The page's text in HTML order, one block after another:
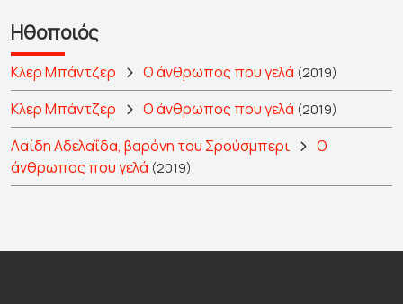
Ηθοποιός
Κλερ Μπάντζερ Ο άνθρωπος που γελά (2019)
Κλερ Μπάντζερ Ο άνθρωπος που γελά (2019)
Λαίδη Αδελαΐδα, βαρόνη του Σρούσμπερι
Ο
άνθρωπος που γελά (2019)